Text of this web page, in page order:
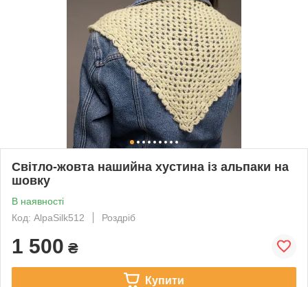
Світло-жовта нашийна хустина із альпаки на
шовку
В наявності
Код: AlpaSilk512
Роздріб
1 500 ₴
Купити